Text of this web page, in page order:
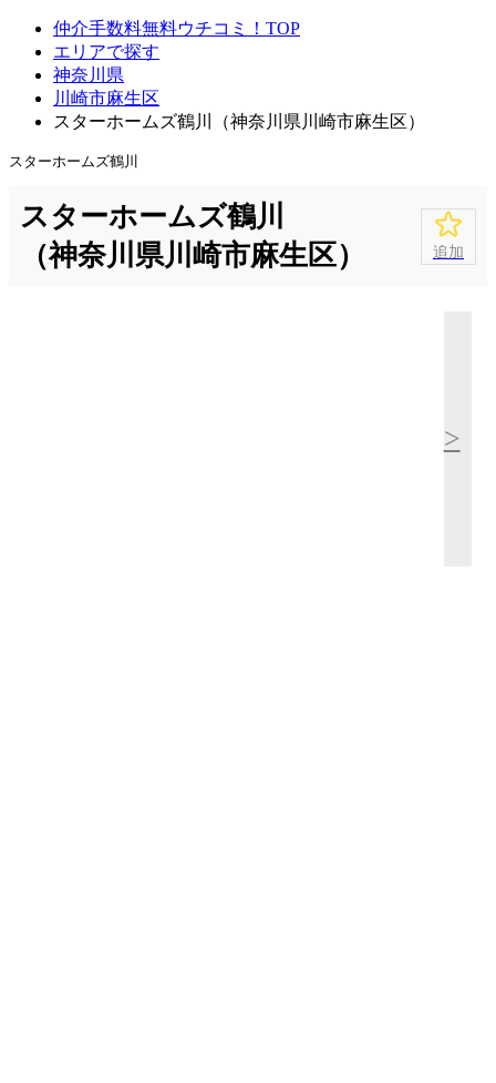
仲介手数料無料ウチコミ！TOP
エリアで探す
神奈川県
川崎市麻生区
スターホームズ鶴川（神奈川県川崎市麻生区）
スターホームズ鶴川
スターホームズ鶴川
（神奈川県川崎市麻生区）
追加
>